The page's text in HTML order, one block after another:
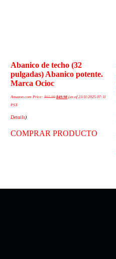
Abanico de techo (32
pulgadas) Abanico potente.
Marca Ocioc
Amazon.com Price:$65.99 $49.98 (as of 23/11/2025 07:11
PST-
Details)
COMPRAR PRODUCTO